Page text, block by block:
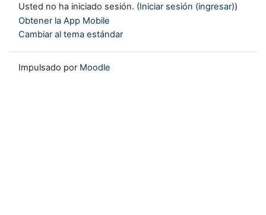
Usted no ha iniciado sesión. (Iniciar sesión (ingresar))
Obtener la App Mobile
Cambiar al tema estándar
Impulsado por Moodle